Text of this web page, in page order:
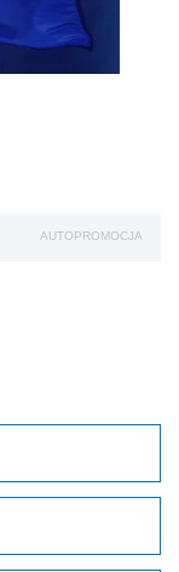
AUTOPROMOCJA